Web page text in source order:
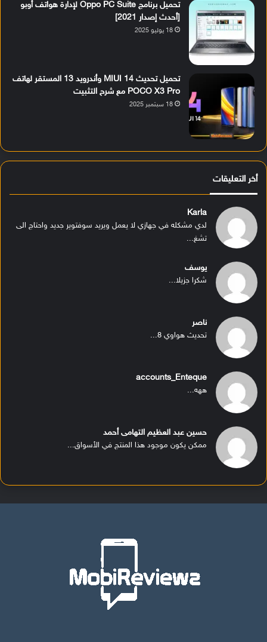
تحميل برنامج Oppo PC Suite لإدارة هواتف أوبو
[أحدث إصدار 2021]
18 يوليو 2025
تحميل تحديث MIUI 14 وأندرويد 13 المستقر لهاتف
POCO X3 Pro مع شرح التثبيت
18 سبتمبر 2025
أخر التعليقات
Karla
لدي مشكله في جهازي لا يعمل ويريد سوفتوير جديد واحتاج الى
تشغ...
يوسف
شكرا جزيلا...
ناصر
تحديث هواوي 8...
accounts_Enteque
ههه...
حسين عبد العظيم التهامى أحمد
ممكن يكون موجود هذا المنتج في الأسواق...